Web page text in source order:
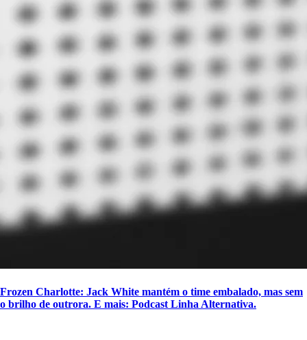
Frozen Charlotte: Jack White mantém o time embalado, mas sem
o brilho de outrora. E mais: Podcast Linha Alternativa.